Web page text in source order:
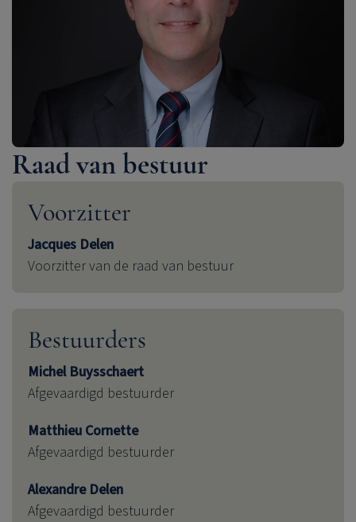
Raad van bestuur
Voorzitter
Jacques Delen
Voorzitter van de raad van bestuur
Bestuurders
Michel Buysschaert
Afgevaardigd bestuurder
Matthieu Cornette
Afgevaardigd bestuurder
Alexandre Delen
Afgevaardigd bestuurder